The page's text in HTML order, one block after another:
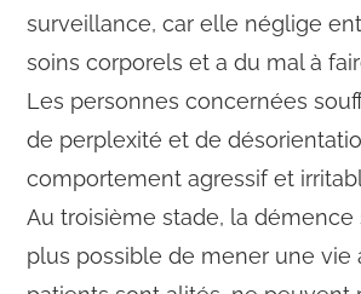
surveillance, car elle néglige
soins corporels et a du mal à
Les personnes concernées
de perplexité et de
comportement agressif et
Au troisième stade, la démence
plus possible de mener une vie